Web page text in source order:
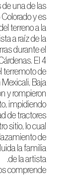
una de las
y es
terreno a la
a raíz de la
durante el
El 4
terremoto de
Baja
y rompieron
impidiendo
de tractores
sitio, lo cual
de
la familia
de la artista.
comprende